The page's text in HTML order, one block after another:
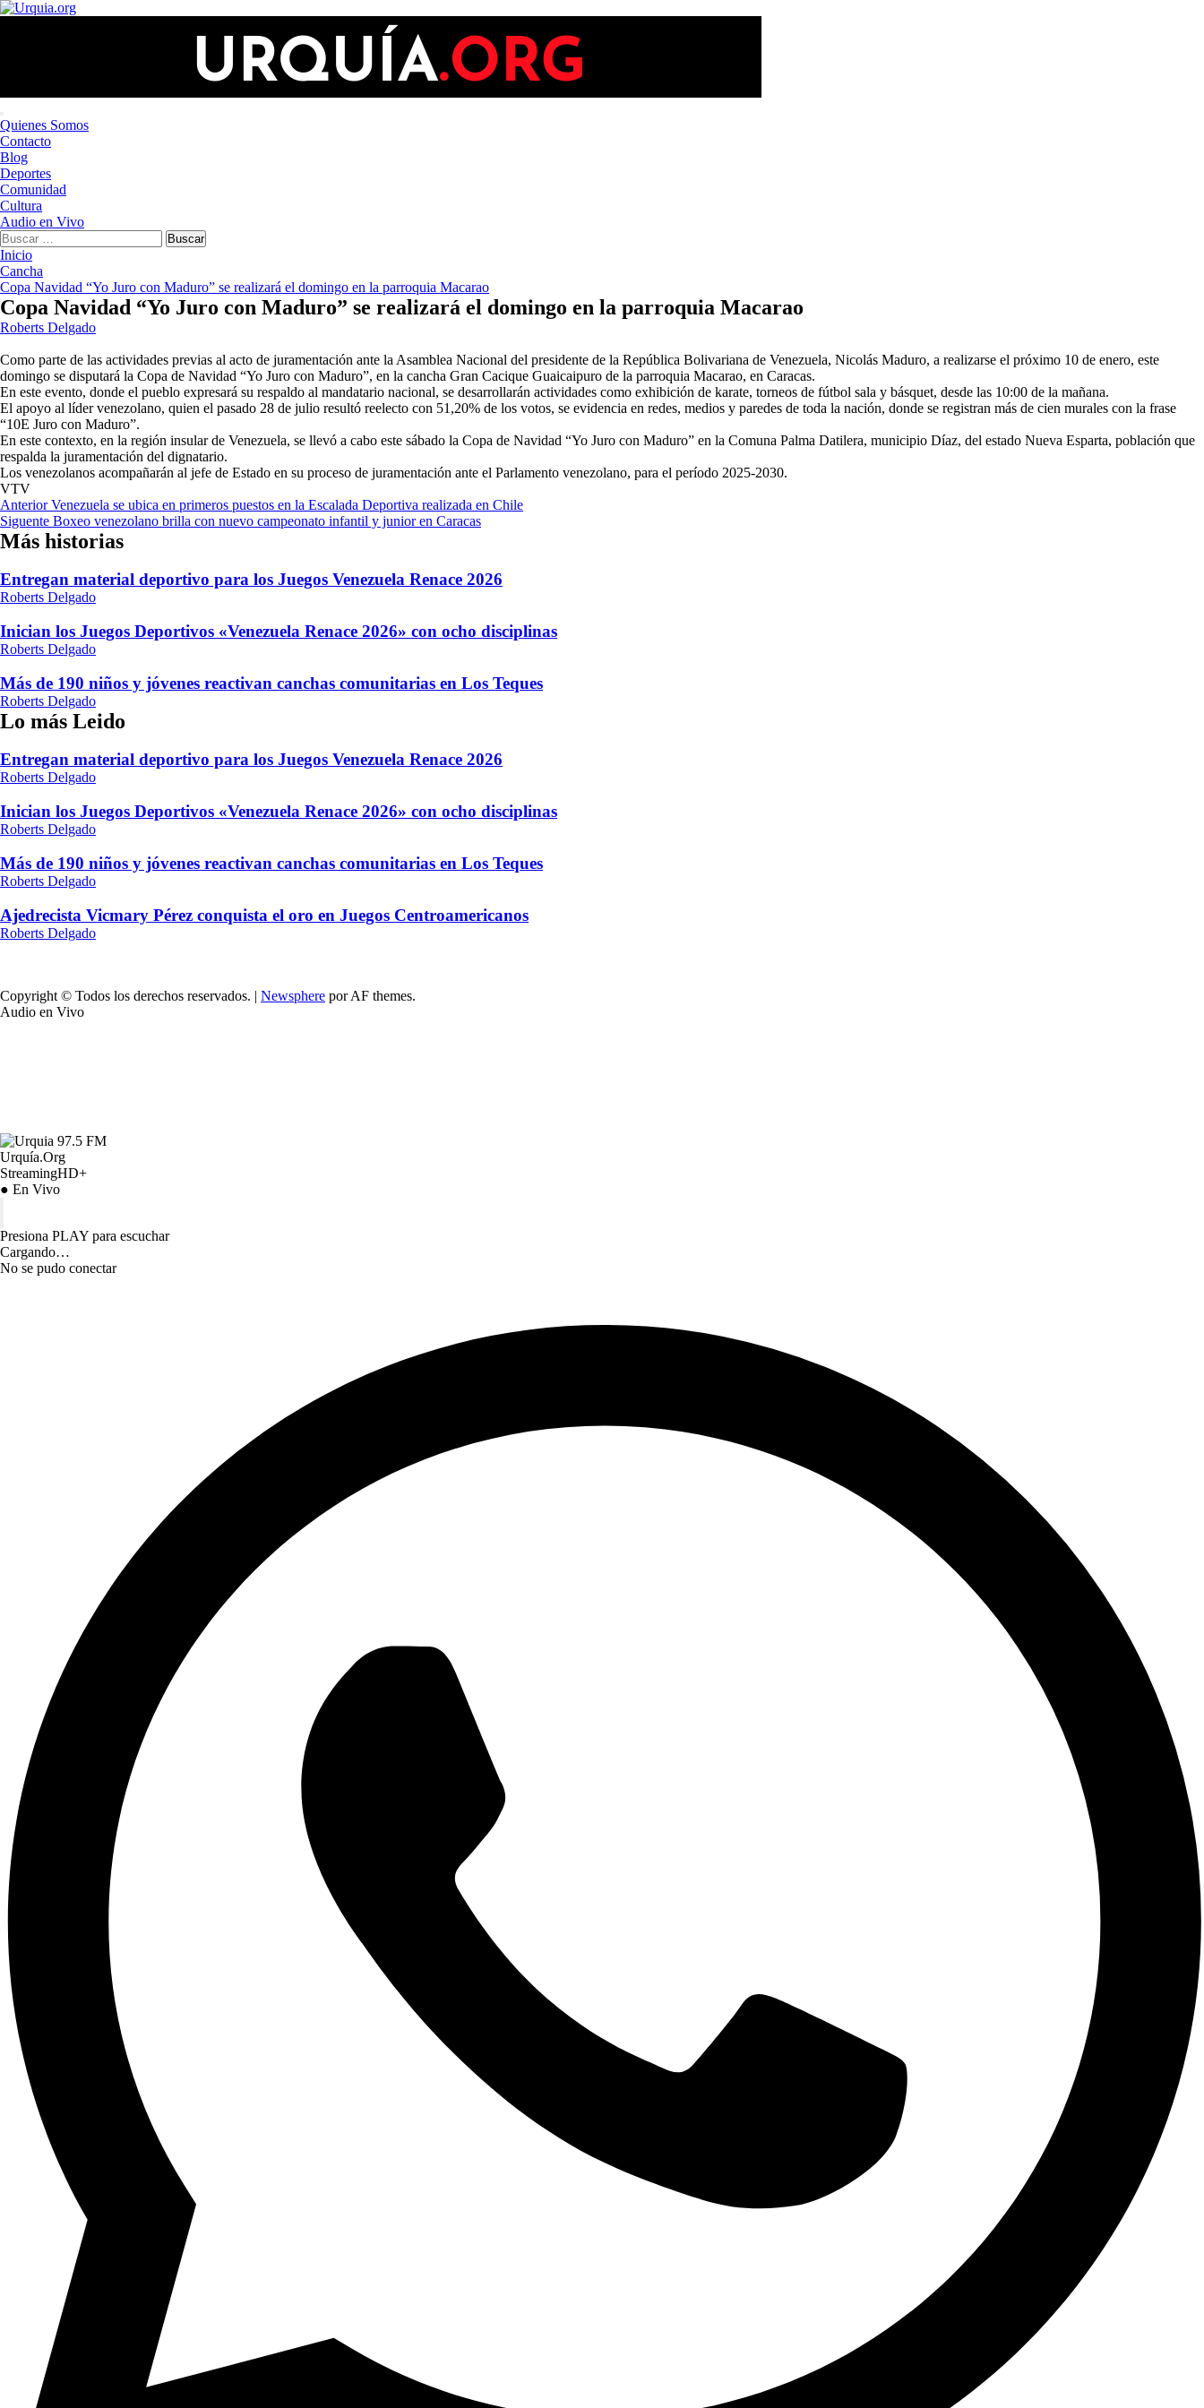
Saltar
Menú
principal
Quienes Somos
Contacto
Blog
Deportes
Comunidad
Cultura
Audio en Vivo
Buscar:
Inicio
Cancha
Copa Navidad “Yo Juro con Maduro” se realizará el domingo en la parroquia Macarao
Copa Navidad “Yo Juro con Maduro” se realizará el domingo en la parroquia Macarao
Roberts Delgado
Como parte de las actividades previas al acto de juramentación ante la Asamblea Nacional del presidente de la República Bolivariana de Venezuela, Nicolás Maduro, a realizarse el próximo 10 de enero, este
domingo se disputará la Copa de Navidad “Yo Juro con Maduro”, en la cancha Gran Cacique Guaicaipuro de la parroquia Macarao, en Caracas.
En este evento, donde el pueblo expresará su respaldo al mandatario nacional, se desarrollarán actividades como exhibición de karate, torneos de fútbol sala y básquet, desde las 10:00 de la mañana.
El apoyo al líder venezolano, quien el pasado 28 de julio resultó reelecto con 51,20% de los votos, se evidencia en redes, medios y paredes de toda la nación, donde se registran más de cien murales con la frase
“10E Juro con Maduro”.
En este contexto, en la región insular de Venezuela, se llevó a cabo este sábado la Copa de Navidad “Yo Juro con Maduro” en la Comuna Palma Datilera, municipio Díaz, del estado Nueva Esparta, población que
respalda la juramentación del dignatario.
Los venezolanos acompañarán al jefe de Estado en su proceso de juramentación ante el Parlamento venezolano, para el período 2025-2030.
VTV
Navegación
de
entradas
AnteriorVenezuela se ubica en primeros puestos en la Escalada Deportiva realizada en Chile
Siguente Boxeo venezolano brilla con nuevo campeonato infantil y junior en Caracas
Más historias
Entregan material deportivo para los Juegos Venezuela Renace 2026
Roberts Delgado
Inician los Juegos Deportivos «Venezuela Renace 2026» con ocho disciplinas
Roberts Delgado
Más de 190 niños y jóvenes reactivan canchas comunitarias en Los Teques
Roberts Delgado
Lo más Leido
Entregan material deportivo para los Juegos Venezuela Renace 2026
Roberts Delgado
Inician los Juegos Deportivos «Venezuela Renace 2026» con ocho disciplinas
Roberts Delgado
Más de 190 niños y jóvenes reactivan canchas comunitarias en Los Teques
Roberts Delgado
Ajedrecista Vicmary Pérez conquista el oro en Juegos Centroamericanos
Roberts Delgado
Copyright © Todos los derechos reservados. | Newsphere por AF themes.
Audio en Vivo
Urquía.Org
StreamingHD+
● En Vivo
Presiona PLAY para escuchar
Cargando…
No se pudo conectar